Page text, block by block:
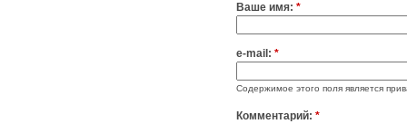
Ваше имя: *
e-mail: *
Содержимое этого поля является
Комментарий: *